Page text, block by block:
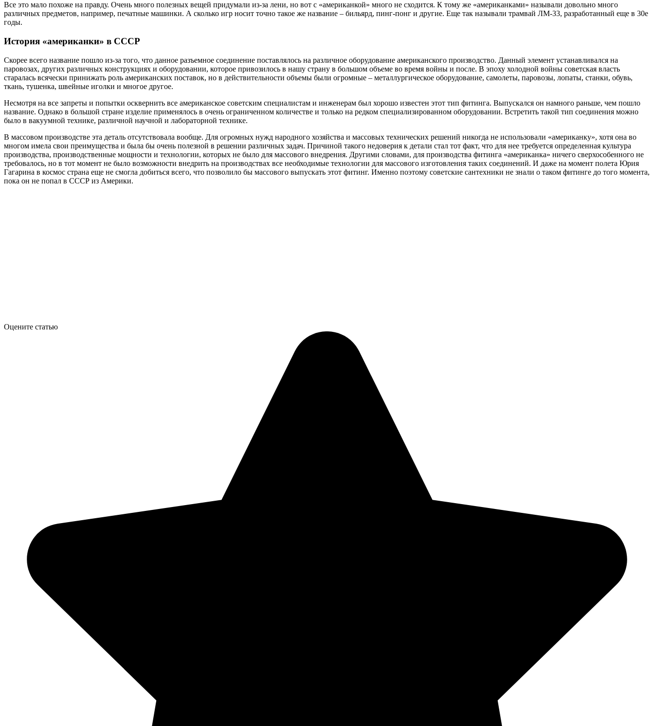
Все это мало похоже на правду. Очень много полезных вещей придумали из-за лени, но вот с «американкой» много не сходится. К тому же «американками» называли довольно много
различных предметов, например, печатные машинки. А сколько игр носит точно такое же название – бильярд, пинг-понг и другие. Еще так называли трамвай ЛМ-33, разработанный еще в 30е
годы.
История «американки» в СССР
Скорее всего название пошло из-за того, что данное разъемное соединение поставлялось на различное оборудование американского производство. Данный элемент устанавливался на
паровозах, других различных конструкциях и оборудовании, которое привозилось в нашу страну в большом объеме во время войны и после. В эпоху холодной войны советская власть
старалась всячески принижать роль американских поставок, но в действительности объемы были огромные – металлургическое оборудование, самолеты, паровозы, лопаты, станки, обувь,
ткань, тушенка, швейные иголки и многое другое.
Несмотря на все запреты и попытки осквернить все американское советским специалистам и инженерам был хорошо известен этот тип фитинга. Выпускался он намного раньше, чем пошло
название. Однако в большой стране изделие применялось в очень ограниченном количестве и только на редком специализированном оборудовании. Встретить такой тип соединения можно
было в вакуумной технике, различной научной и лабораторной технике.
В массовом производстве эта деталь отсутствовала вообще. Для огромных нужд народного хозяйства и массовых технических решений никогда не использовали «американку», хотя она во
многом имела свои преимущества и была бы очень полезной в решении различных задач. Причиной такого недоверия к детали стал тот факт, что для нее требуется определенная культура
производства, производственные мощности и технологии, которых не было для массового внедрения. Другими словами, для производства фитинга «американка» ничего сверхособенного не
требовалось, но в тот момент не было возможности внедрить на производствах все необходимые технологии для массового изготовления таких соединений. И даже на момент полета Юрия
Гагарина в космос страна еще не смогла добиться всего, что позволило бы массового выпускать этот фитинг. Именно поэтому советские сантехники не знали о таком фитинге до того момента,
пока он не попал в СССР из Америки.
Оцените статью